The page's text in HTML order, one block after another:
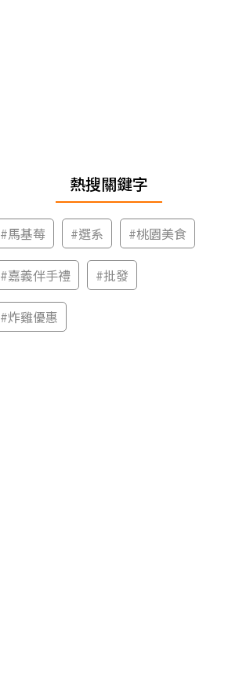
熱搜關鍵字
#馬基莓 #選系 #桃園美食
#嘉義伴手禮 #批發
#炸雞優惠